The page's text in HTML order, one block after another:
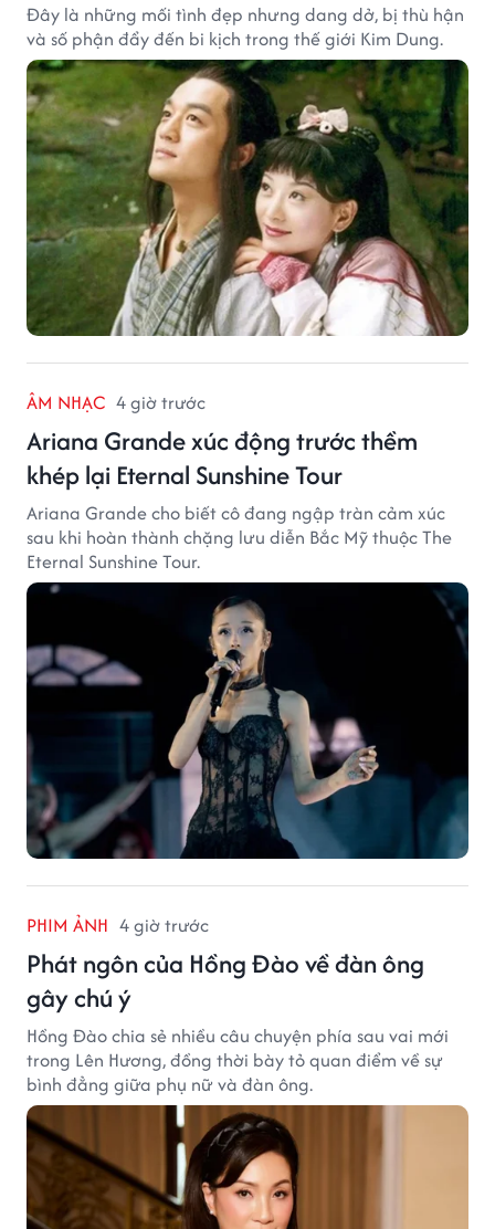
Đây là những mối tình đẹp nhưng dang dở, bị thù hận
và số phận đẩy đến bi kịch trong thế giới Kim Dung.
ÂM NHẠC 4 giờ trước
Ariana Grande xúc động trước thềm
khép lại Eternal Sunshine Tour
Ariana Grande cho biết cô đang ngập tràn cảm xúc
sau khi hoàn thành chặng lưu diễn Bắc Mỹ thuộc The
Eternal Sunshine Tour.
PHIM ẢNH 4 giờ trước
Phát ngôn của Hồng Đào về đàn ông
gây chú ý
Hồng Đào chia sẻ nhiều câu chuyện phía sau vai mới
trong Lên Hương, đồng thời bày tỏ quan điểm về sự
bình đẳng giữa phụ nữ và đàn ông.